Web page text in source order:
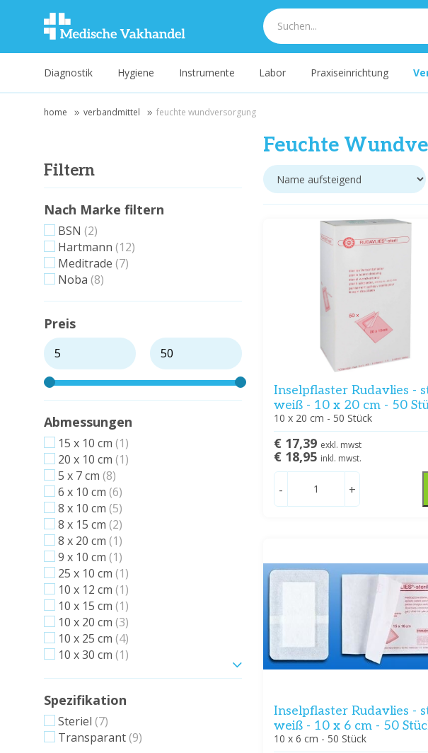
Diagnostik Hygiene Instrumente Labor Praxiseinrichtung
home verbandmittel feuchte wundversorgung
Filtern
Nach Marke filtern
BSN (2)
Hartmann (12)
Meditrade (7)
Noba (8)
Preis
Abmessungen
15 x 10 cm (1)
20 x 10 cm (1)
5 x 7 cm (8)
6 x 10 cm (6)
8 x 10 cm (5)
8 x 15 cm (2)
8 x 20 cm (1)
9 x 10 cm (1)
25 x 10 cm (1)
10 x 12 cm (1)
10 x 15 cm (1)
10 x 20 cm (3)
10 x 25 cm (4)
10 x 30 cm (1)
Spezifikation
Steriel (7)
Transparant (9)
Feuchte
Inselpflaster Rudavlies -
weiß - 10 x 20 cm - 50
10 x 20 cm - 50 Stück
€ 17,39 exkl. mwst
€ 18,95 inkl. mwst.
- +
Inselpflaster Rudavlies -
weiß - 10 x 6 cm - 50
10 x 6 cm - 50 Stück